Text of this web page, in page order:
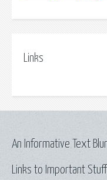
Links
Links to Important Stuff
An Informative Text